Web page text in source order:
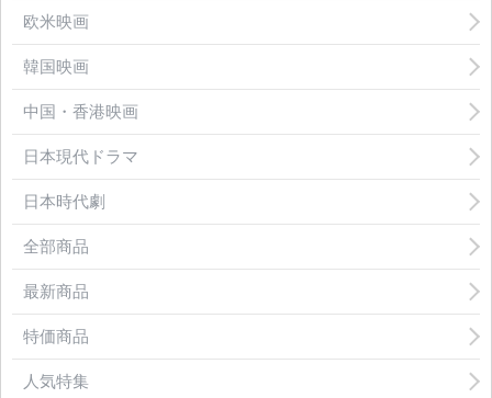
欧米映画
韓国映画
中国・香港映画
日本現代ドラマ
日本時代劇
全部商品
最新商品
特価商品
人気特集